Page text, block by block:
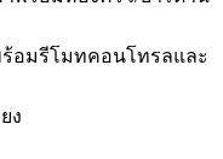
ร้อมรีโมทคอนโทรลและ
ง